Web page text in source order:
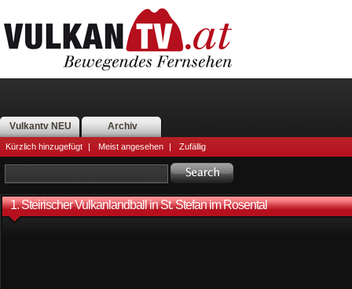
Vulkantv NEU Archiv
Kürzlich hinzugefügt | Meist angesehen | Zufällig
1. Steirischer Vulkanlandball in St. Stefan im Rosental